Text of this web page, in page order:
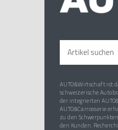
AUTO&Wirtschaft ist
schweizerische
der integrierten
AUTO&Carrosserie
zu den
den Kunden.